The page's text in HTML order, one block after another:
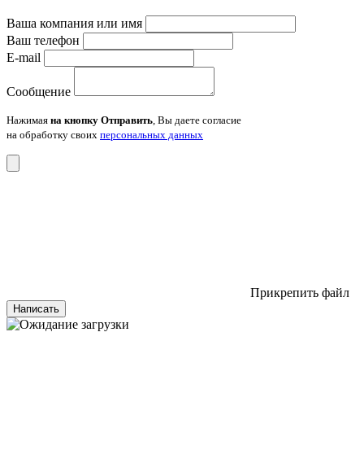
Ваша компания или имя
Ваш телефон
E-mail
Сообщение
Нажимая на кнопку Отправить, Вы даете согласие
на обработку своих персональных данных
Прикрепить файл
Написать